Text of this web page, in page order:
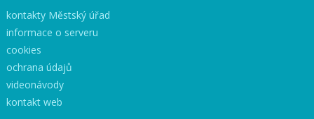
kontakty Městský úřad
informace o serveru
cookies
ochrana údajů
videonávody
kontakt web